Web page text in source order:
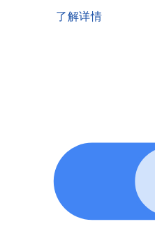
了解详情